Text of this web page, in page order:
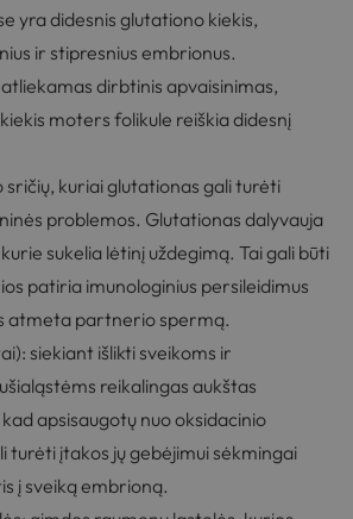
yra didesnis glutationo kiekis,
ir stipresnius embrionus.
dirbtinis apvaisinimas,
moters folikule reiškia didesnį
sričių, kuriai glutationas gali turėti
problemos. Glutationas dalyvauja
sukelia lėtinį uždegimą. Tai gali būti
patiria imunologinius persileidimus
atmeta partnerio spermą.
siekiant išlikti sveikoms ir
reikalingas aukštas
apsisaugotų nuo oksidacinio
turėti įtakos jų gebėjimui sėkmingai
į sveiką embrioną.